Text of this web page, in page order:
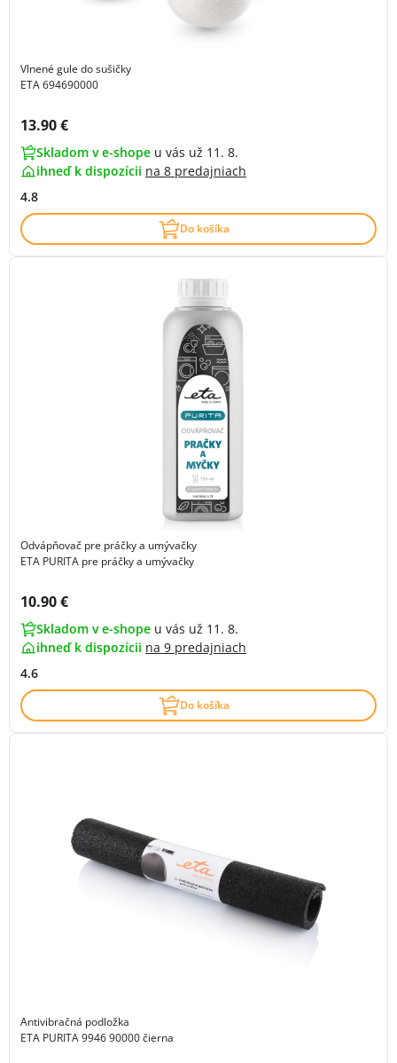
Vlnené gule do sušičky
ETA 694690000
Cena s DPH:
13.90 €
Skladom v e-shope u vás už 11. 8.
ihneď k dispozícii na 8 predajniach
4.8
Do košíka
Odvápňovač pre práčky a umývačky
ETA PURITA pre práčky a umývačky
Cena s DPH:
10.90 €
Skladom v e-shope u vás už 11. 8.
ihneď k dispozícii na 9 predajniach
4.6
Do košíka
Antivibračná podložka
ETA PURITA 9946 90000 čierna